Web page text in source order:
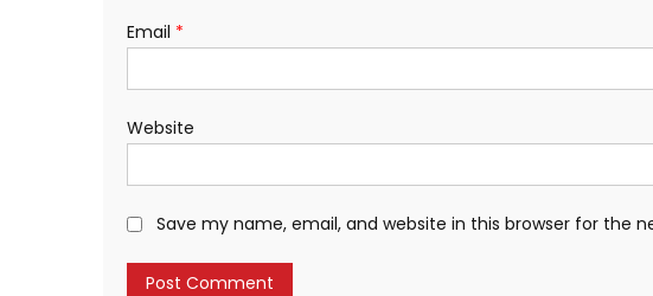
Email *
Website
Save my name, email, and website in this browser for the